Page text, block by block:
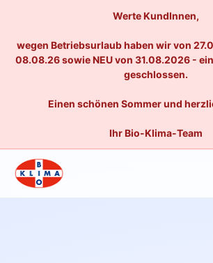
Werte KundInnen,
wegen Betriebsurlaub haben wir von
08.08.26 sowie NEU von 31.08.2026 -
geschlossen.
Einen schönen Sommer und
Ihr Bio-Klima-Team